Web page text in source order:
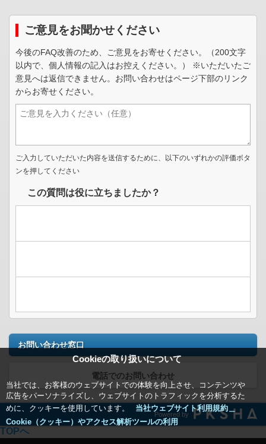
Cookieの取り扱いについて
当社では、お客様のウェブサイトでの体験を向上させ、コンテンツや
広告をパーソナライズし、ウェブサイトのトラフィックを分析するた
めに、クッキーを使用しています。
当社ウェブサイト利用規約＿
Cookie（クッキー）やアクセス解析ツールの利用
ご意見をお聞かせください
今後のFAQ改善のため、ご意見をお寄せください。（200文字
以内で、個人情報の記入はお控えください。） ※いただいたご
意見へは返信できません。お問い合わせはページ下部のリンク
からお寄せください。
ご入力していただいた内容を送信するために、以下のいずれかの評価ボタ
ンを押してください
この質問は役に立ちましたか？
お問い合わせ窓口
電話でのお問い合わせ
Powered by
TOPへ